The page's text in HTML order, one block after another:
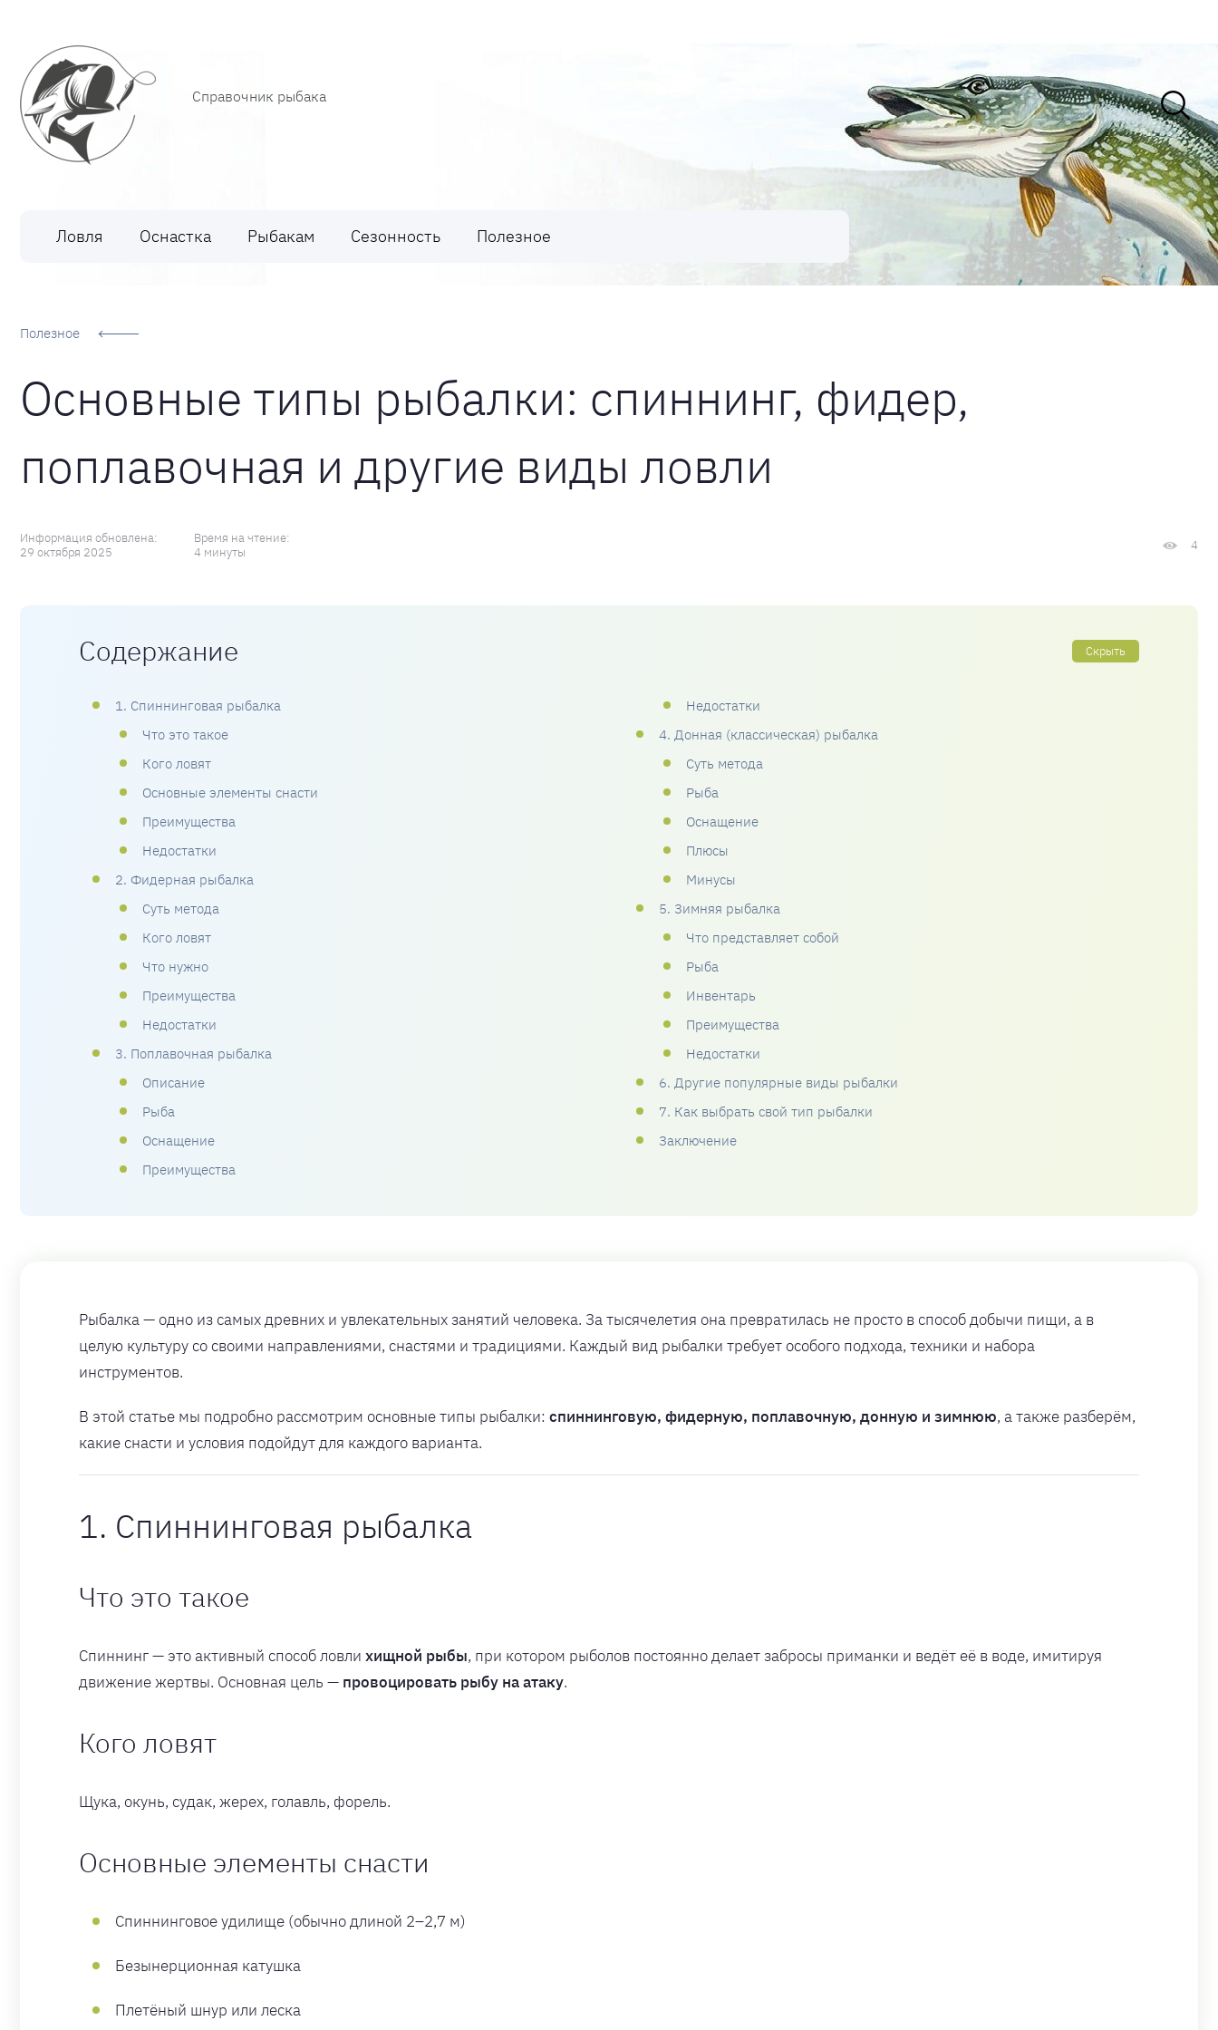
Рыбалка Справочник рыбака
Ловля Оснастка Рыбакам Сезонность Полезное
Полезное
Основные типы рыбалки: спиннинг, фидер,
поплавочная и другие виды ловли
Информация обновлена:
29 октября 2025
Время на чтение:
4 минуты
4
Содержание Скрыть
1. Спиннинговая рыбалка
Что это такое
Кого ловят
Основные элементы снасти
Преимущества
Недостатки
2. Фидерная рыбалка
Суть метода
Кого ловят
Что нужно
Преимущества
Недостатки
3. Поплавочная рыбалка
Описание
Рыба
Оснащение
Преимущества
Недостатки
4. Донная (классическая) рыбалка
Суть метода
Рыба
Оснащение
Плюсы
Минусы
5. Зимняя рыбалка
Что представляет собой
Рыба
Инвентарь
Преимущества
Недостатки
6. Другие популярные виды рыбалки
7. Как выбрать свой тип рыбалки
Заключение
Рыбалка — одно из самых древних и увлекательных занятий человека. За тысячелетия она превратилась не просто в способ добычи пищи, а в
целую культуру со своими направлениями, снастями и традициями. Каждый вид рыбалки требует особого подхода, техники и набора
инструментов.
В этой статье мы подробно рассмотрим основные типы рыбалки: спиннинговую, фидерную, поплавочную, донную и зимнюю, а также разберём,
какие снасти и условия подойдут для каждого варианта.
1. Спиннинговая рыбалка
Что это такое
Спиннинг — это активный способ ловли хищной рыбы, при котором рыболов постоянно делает забросы приманки и ведёт её в воде, имитируя
движение жертвы. Основная цель — провоцировать рыбу на атаку.
Кого ловят
Щука, окунь, судак, жерех, голавль, форель.
Основные элементы снасти
Спиннинговое удилище (обычно длиной 2–2,7 м)
Безынерционная катушка
Плетёный шнур или леска